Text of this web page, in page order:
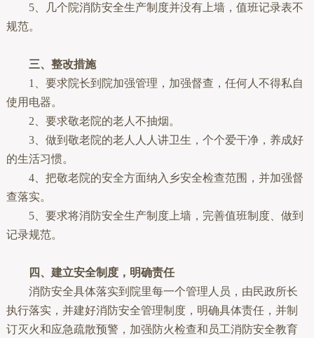
5、几个院消防安全生产制度并没有上墙，值班记录表不
规范。
三、整改措施
1、要求院长到院加强管理，加强督查，任何人不得私自
使用电器。
2、要求敬老院的老人不抽烟。
3、做到敬老院的老人人人讲卫生，个个爱干净，养成好
的生活习惯。
4、把敬老院的安全方面纳入乡安全检查范围，并加强督
查落实。
5、要求将消防安全生产制度上墙，完善值班制度、做到
记录规范。
四、建立安全制度，明确责任
消防安全具体落实到院里每一个管理人员，由民政所长
执行落实，并建好消防安全管理制度，明确具体责任，并制
订灭火和应急疏散预警，加强防火检查和员工消防安全教育